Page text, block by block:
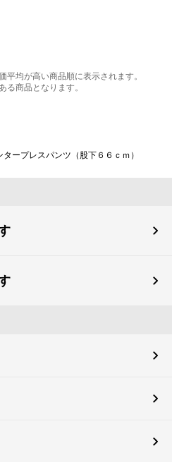
均が高い商品順に表示されます。
る商品となります。
タープレスパンツ（股下６６ｃｍ）